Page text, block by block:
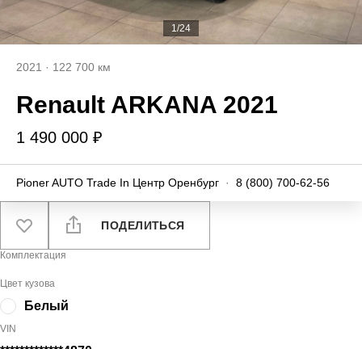
1/24
2021 · 122 700 км
Renault ARKANA 2021
1 490 000 ₽
Pioner AUTO Trade In Центр Оренбург · 8 (800) 700-62-56
ПОДЕЛИТЬСЯ
Комплектация
Цвет кузова
Белый
VIN